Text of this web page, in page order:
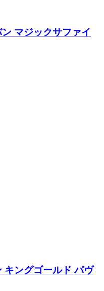
マジックサファイ
キングゴールド パヴ